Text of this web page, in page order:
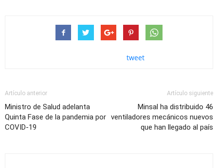
tweet
Artículo anterior
Ministro de Salud adelanta
Quinta Fase de la pandemia por
COVID-19
Artículo siguiente
Minsal ha distribuido 46
ventiladores mecánicos nuevos
que han llegado al país